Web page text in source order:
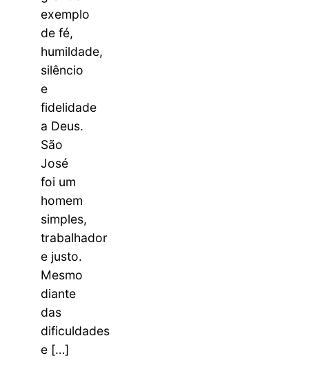
exemplo
de fé,
humildade,
silêncio
e
fidelidade
a Deus.
São
José
foi um
homem
simples,
trabalhador
e justo.
Mesmo
diante
das
dificuldades
e […]